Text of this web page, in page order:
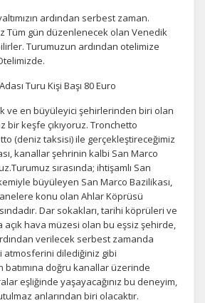
AYARLARINIZ
belirleyin
KVKK bilgilendirmemizi,çerez kullanım
ardından serbest zaman.
Tüm gün düzenlenecek olan Venedik
Turumuzun ardından otelimize
Turu Kişi Başı 80 Euro
ve en büyüleyici şehirlerinden biri olan
bir keşfe çıkıyoruz. Tronchetto
(deniz taksisi) ile gerçekleştireceğimiz
kanallar şehrinin kalbi San Marco
sırasında; ihtişamlı San
büyüleyen San Marco Bazilikası,
konu olan Ahlar Köprüsü
Dar sokakları, tarihi köprüleri ve
açık hava müzesi olan bu eşsiz şehirde,
verilecek serbest zamanda
atmosferini dilediğiniz gibi
doğru kanallar üzerinde
eşliğinde yaşayacağınız bu deneyim,
anlarından biri olacaktır.